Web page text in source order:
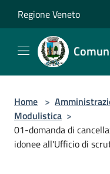
Regione Veneto
Home >
Modulistica >
01-domanda di
idonee all'Ufficio di